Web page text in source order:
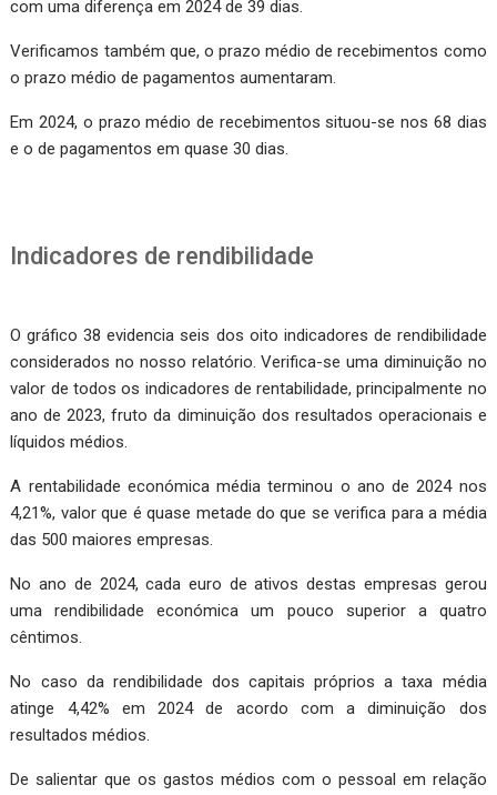
com uma diferença em 2024 de 39 dias.
Verificamos também que, o prazo médio de recebimentos como
o prazo médio de pagamentos aumentaram.
Em 2024, o prazo médio de recebimentos situou-se nos 68 dias
e o de pagamentos em quase 30 dias.
Indicadores de rendibilidade
O gráfico 38 evidencia seis dos oito indicadores de rendibilidade
considerados no nosso relatório. Verifica-se uma diminuição no
valor de todos os indicadores de rentabilidade, principalmente no
ano de 2023, fruto da diminuição dos resultados operacionais e
líquidos médios.
A rentabilidade económica média terminou o ano de 2024 nos
4,21%, valor que é quase metade do que se verifica para a média
das 500 maiores empresas.
No ano de 2024, cada euro de ativos destas empresas gerou
uma rendibilidade económica um pouco superior a quatro
cêntimos.
No caso da rendibilidade dos capitais próprios a taxa média
atinge 4,42% em 2024 de acordo com a diminuição dos
resultados médios.
De salientar que os gastos médios com o pessoal em relação